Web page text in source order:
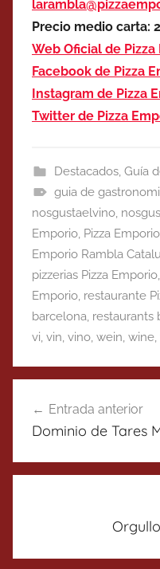
Precio medio carta:
Web Oficial de Pizza
Facebook de Pizza
Instagram de Pizza
Twitter de Pizza
Destacados, Guía
guia de
nosgustaelvino,
Emporio, Pizza
Emporio Rambla
pizzerias Pizza Emporio,
Emporio, restaurante
barcelona, restaurants
vi, vin, vino, wein, wine,
de
Entrada anterior
Dominio de Tares